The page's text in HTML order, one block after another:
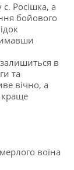
Росішка, а
бойового
в
та
вічно, а
краще
воїна